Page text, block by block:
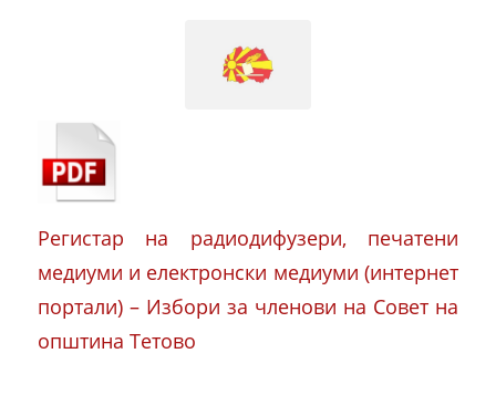
Регистар на радиодифузери, печатени
медиуми и електронски медиуми (интернет
портали) – Избори за членови на Совет на
општина Тетово